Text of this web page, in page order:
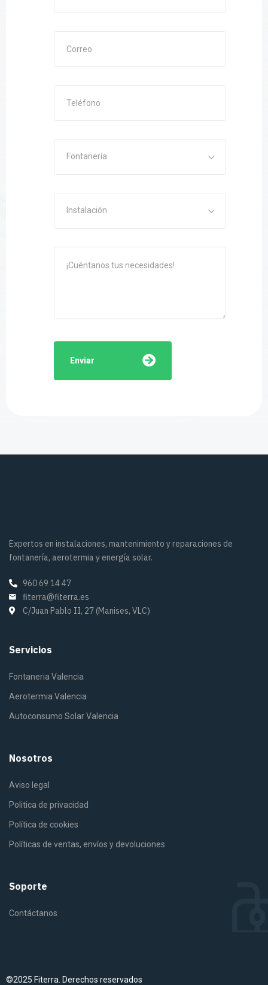
Fontanería
Instalación
Enviar
Expertos en instalaciones, mantenimiento y reparaciones de
fontanería, aerotermia y energía solar.
960 69 14 47
fiterra@fiterra.es
C/Juan Pablo II, 27 (Manises, VLC)
Servicios
Fontaneria Valencia
Aerotermia Valencia
Autoconsumo Solar Valencia
Nosotros
Aviso legal
Politica de privacidad
Política de cookies
Políticas de ventas, envíos y devoluciones
Soporte
Contáctanos
©2025 Fiterra. Derechos reservados